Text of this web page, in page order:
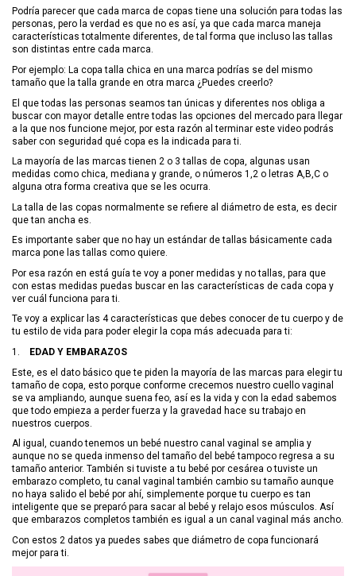
Podría parecer que cada marca de copas tiene una solución para todas las
personas, pero la verdad es que no es así, ya que cada marca maneja
características totalmente diferentes, de tal forma que incluso las tallas
son distintas entre cada marca.
Por ejemplo: La copa talla chica en una marca podrías se del mismo
tamaño que la talla grande en otra marca ¿Puedes creerlo?
El que todas las personas seamos tan únicas y diferentes nos obliga a
buscar con mayor detalle entre todas las opciones del mercado para llegar
a la que nos funcione mejor, por esta razón al terminar este video podrás
saber con seguridad qué copa es la indicada para ti.
La mayoría de las marcas tienen 2 o 3 tallas de copa, algunas usan
medidas como chica, mediana y grande, o números 1,2 o letras A,B,C o
alguna otra forma creativa que se les ocurra.
La talla de las copas normalmente se refiere al diámetro de esta, es decir
que tan ancha es.
Es importante saber que no hay un estándar de tallas básicamente cada
marca pone las tallas como quiere.
Por esa razón en está guía te voy a poner medidas y no tallas, para que
con estas medidas puedas buscar en las características de cada copa y
ver cuál funciona para ti.
Te voy a explicar las 4 características que debes conocer de tu cuerpo y de
tu estilo de vida para poder elegir la copa más adecuada para ti:
1.
EDAD Y EMBARAZOS
Este, es el dato básico que te piden la mayoría de las marcas para elegir tu
tamaño de copa, esto porque conforme crecemos nuestro cuello vaginal
se va ampliando, aunque suena feo, así es la vida y con la edad sabemos
que todo empieza a perder fuerza y la gravedad hace su trabajo en
nuestros cuerpos.
Al igual, cuando tenemos un bebé nuestro canal vaginal se amplia y
aunque no se queda inmenso del tamaño del bebé tampoco regresa a su
tamaño anterior. También si tuviste a tu bebé por cesárea o tuviste un
embarazo completo, tu canal vaginal también cambio su tamaño aunque
no haya salido el bebé por ahí, simplemente porque tu cuerpo es tan
inteligente que se preparó para sacar al bebé y relajo esos músculos. Así
que embarazos completos también es igual a un canal vaginal más ancho.
Con estos 2 datos ya puedes sabes que diámetro de copa funcionará
mejor para ti.